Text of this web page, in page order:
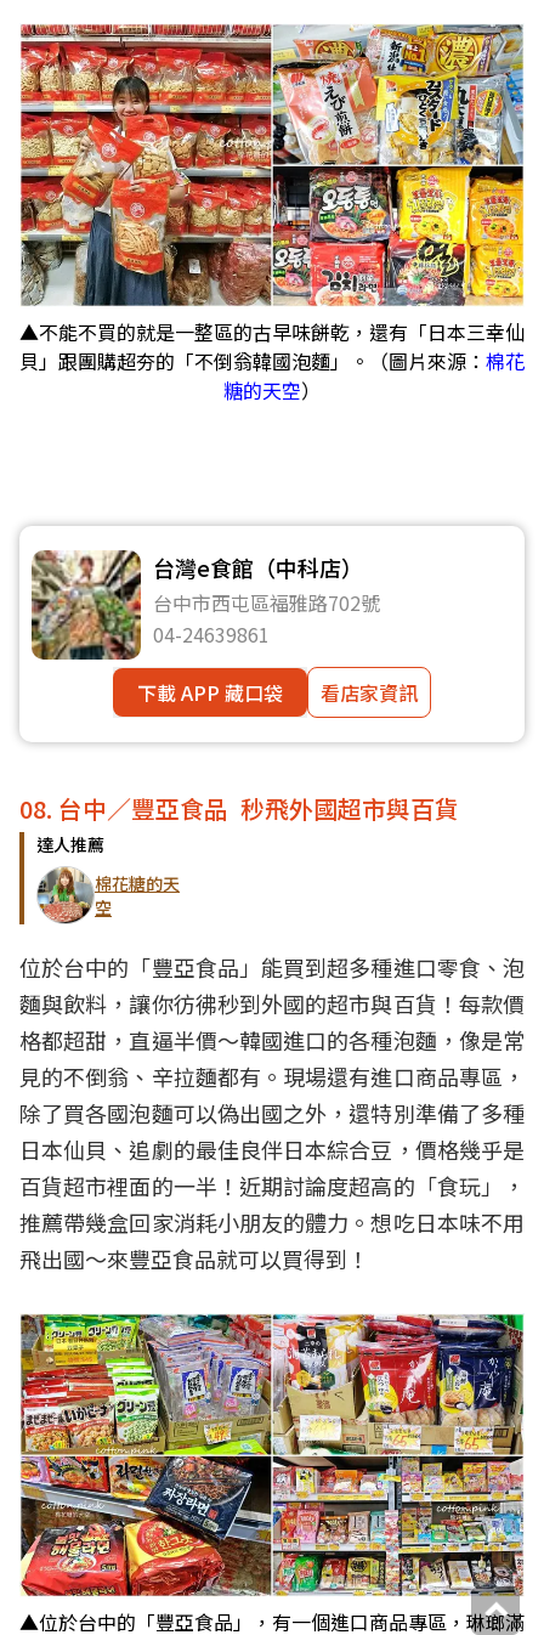
▲不能不買的就是一整區的古早味餅乾，還有「日本三幸仙
貝」跟團購超夯的「不倒翁韓國泡麵」。（圖片來源： 棉花
糖的天空）
台灣e食館（中科店）
台中市西屯區福雅路702號
04-24639861
下載 APP 藏口袋
看店家資訊
08. 台中／豐亞食品 秒飛外國超市與百貨
達人推薦
棉花糖的天
空
位於台中的「豐亞食品」能買到超多種進口零食、泡
麵與飲料，讓你彷彿秒到外國的超市與百貨！每款價
格都超甜，直逼半價～韓國進口的各種泡麵，像是常
見的不倒翁、辛拉麵都有。現場還有進口商品專區，
除了買各國泡麵可以偽出國之外，還特別準備了多種
日本仙貝、追劇的最佳良伴日本綜合豆，價格幾乎是
百貨超市裡面的一半！近期討論度超高的「食玩」，
推薦帶幾盒回家消耗小朋友的體力。想吃日本味不用
飛出國～來豐亞食品就可以買得到！
▲位於台中的「豐亞食品」，有一個進口商品專區，琳瑯滿